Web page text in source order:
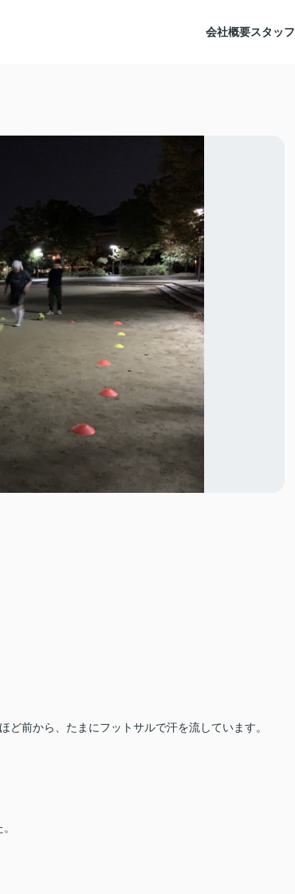
会社概要スタッフ
前から、たまにフットサルで汗を流しています。